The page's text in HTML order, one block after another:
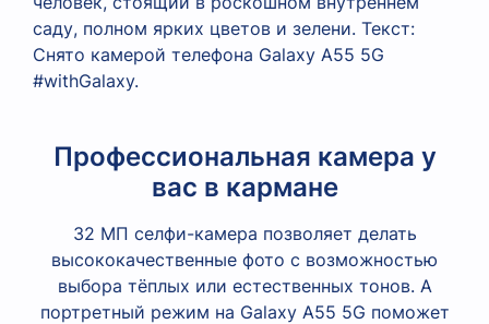
Профессиональная камера у
вас в кармане
32 МП селфи-камера позволяет делать
высококачественные фото с возможностью
выбора тёплых или естественных тонов. А
портретный режим на Galaxy A55 5G поможет